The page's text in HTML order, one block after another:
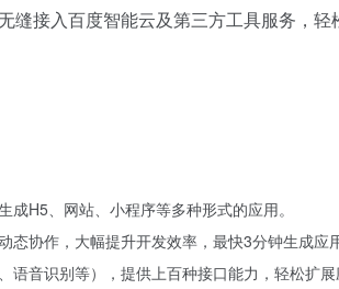
接入百度智能云及第三方工具服务，
H5、网站、小程序等多种形式的应用。
协作，大幅提升开发效率，最快3分钟生成应
音识别等），提供上百种接口能力，轻松扩展